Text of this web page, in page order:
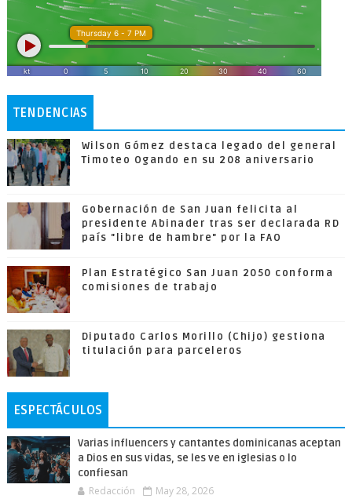
TENDENCIAS
Wilson Gómez destaca legado del general
Timoteo Ogando en su 208 aniversario
Gobernación de San Juan felicita al
presidente Abinader tras ser declarada RD
país "libre de hambre" por la FAO
Plan Estratégico San Juan 2050 conforma
comisiones de trabajo
Diputado Carlos Morillo (Chijo) gestiona
titulación para parceleros
ESPECTÁCULOS
Varias influencers y cantantes dominicanas aceptan
a Dios en sus vidas, se les ve en iglesias o lo
confiesan
Redacción May 28, 2026